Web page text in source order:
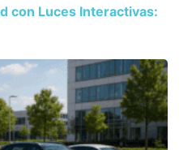
con Luces Interactivas: